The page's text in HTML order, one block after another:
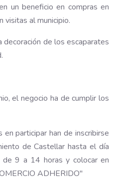
un beneficio en compras en
al municipio.
de los escaparates
el negocio ha de cumplir los
participar han de inscribirse
de Castellar hasta el día
9 a 14 horas y colocar en
ADHERIDO"